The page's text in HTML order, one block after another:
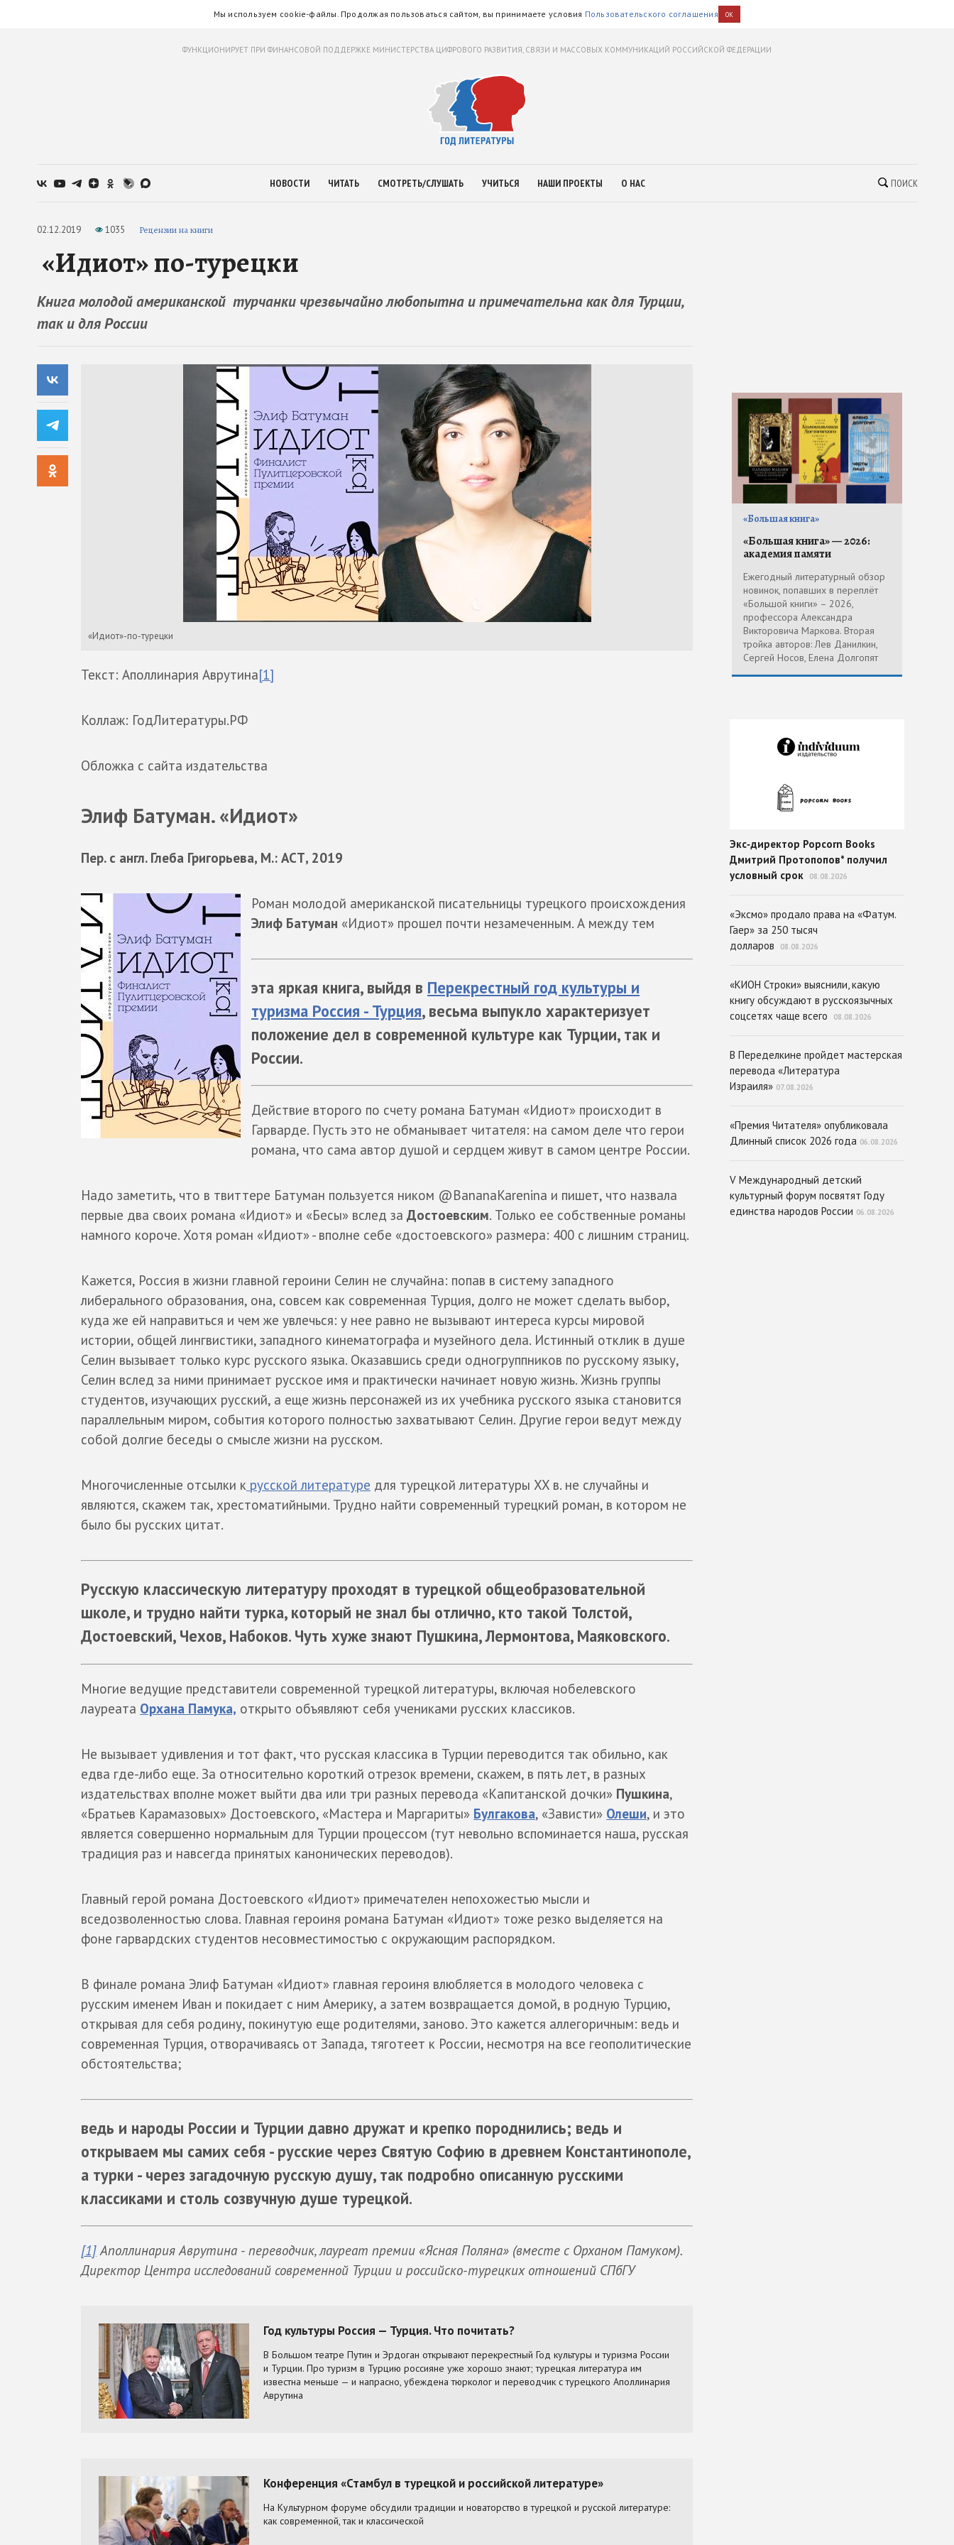
Мы используем cookie-файлы. Продолжая пользоваться сайтом, вы принимаете условия Пользовательского соглашения OK
ФУНКЦИОНИРУЕТ ПРИ ФИНАНСОВОЙ ПОДДЕРЖКЕ МИНИСТЕРСТВА ЦИФРОВОГО РАЗВИТИЯ, СВЯЗИ И МАССОВЫХ КОММУНИКАЦИЙ РОССИЙСКОЙ ФЕДЕРАЦИИ
НОВОСТИ ЧИТАТЬ СМОТРЕТЬ/СЛУШАТЬ УЧИТЬСЯ НАШИ ПРОЕКТЫ О НАС ПОИСК
02.12.2019 1035 Рецензии на книги
«Идиот» по-турецки
Книга молодой американской турчанки чрезвычайно любопытна и примечательна как для Турции,
так и для России
«Идиот»-по-турецки
Текст: Аполлинария Аврутина[1]
Коллаж: ГодЛитературы.РФ
Обложка с сайта издательства
Элиф Батуман. «Идиот»
Пер. с англ. Глеба Григорьева, М.: АСТ, 2019
Роман молодой американской писательницы турецкого происхождения
Элиф Батуман «Идиот» прошел почти незамеченным. А между тем
эта яркая книга, выйдя в Перекрестный год культуры и
туризма Россия - Турция, весьма выпукло характеризует
положение дел в современной культуре как Турции, так и
России.
Действие второго по счету романа Батуман «Идиот» происходит в
Гарварде. Пусть это не обманывает читателя: на самом деле что герои
романа, что сама автор душой и сердцем живут в самом центре России.
Надо заметить, что в твиттере Батуман пользуется ником @BananaKarenina и пишет, что назвала
первые два своих романа «Идиот» и «Бесы» вслед за Достоевским. Только ее собственные романы
намного короче. Хотя роман «Идиот» - вполне себе «достоевского» размера: 400 с лишним страниц.
Кажется, Россия в жизни главной героини Селин не случайна: попав в систему западного
либерального образования, она, совсем как современная Турция, долго не может сделать выбор,
куда же ей направиться и чем же увлечься: у нее равно не вызывают интереса курсы мировой
истории, общей лингвистики, западного кинематографа и музейного дела. Истинный отклик в душе
Селин вызывает только курс русского языка. Оказавшись среди одногруппников по русскому языку,
Селин вслед за ними принимает русское имя и практически начинает новую жизнь. Жизнь группы
студентов, изучающих русский, а еще жизнь персонажей из их учебника русского языка становится
параллельным миром, события которого полностью захватывают Селин. Другие герои ведут между
собой долгие беседы о смысле жизни на русском.
Многочисленные отсылки к русской литературе для турецкой литературы XX в. не случайны и
являются, скажем так, хрестоматийными. Трудно найти современный турецкий роман, в котором не
было бы русских цитат.
Русскую классическую литературу проходят в турецкой общеобразовательной
школе, и трудно найти турка, который не знал бы отлично, кто такой Толстой,
Достоевский, Чехов, Набоков. Чуть хуже знают Пушкина, Лермонтова, Маяковского.
Многие ведущие представители современной турецкой литературы, включая нобелевского
лауреата Орхана Памука, открыто объявляют себя учениками русских классиков.
Не вызывает удивления и тот факт, что русская классика в Турции переводится так обильно, как
едва где-либо еще. За относительно короткий отрезок времени, скажем, в пять лет, в разных
издательствах вполне может выйти два или три разных перевода «Капитанской дочки» Пушкина,
«Братьев Карамазовых» Достоевского, «Мастера и Маргариты» Булгакова, «Зависти» Олеши, и это
является совершенно нормальным для Турции процессом (тут невольно вспоминается наша, русская
традиция раз и навсегда принятых канонических переводов).
Главный герой романа Достоевского «Идиот» примечателен непохожестью мысли и
вседозволенностью слова. Главная героиня романа Батуман «Идиот» тоже резко выделяется на
фоне гарвардских студентов несовместимостью с окружающим распорядком.
В финале романа Элиф Батуман «Идиот» главная героиня влюбляется в молодого человека с
русским именем Иван и покидает с ним Америку, а затем возвращается домой, в родную Турцию,
открывая для себя родину, покинутую еще родителями, заново. Это кажется аллегоричным: ведь и
современная Турция, отворачиваясь от Запада, тяготеет к России, несмотря на все геополитические
обстоятельства;
ведь и народы России и Турции давно дружат и крепко породнились; ведь и
открываем мы самих себя - русские через Святую Софию в древнем Константинополе,
а турки - через загадочную русскую душу, так подробно описанную русскими
классиками и столь созвучную душе турецкой.
[1]Аполлинария Аврутина - переводчик, лауреат премии «Ясная Поляна» (вместе с Орханом Памуком).
Директор Центра исследований современной Турции и российско-турецких отношений СПбГУ
«Большая книга»
«Большая книга» — 2026:
академия памяти
Ежегодный литературный обзор
новинок, попавших в переплёт
«Большой книги» – 2026,
профессора Александра
Викторовича Маркова. Вторая
тройка авторов: Лев Данилкин,
Сергей Носов, Елена Долгопят
Экс‑директор Popcorn Books
Дмитрий Протопопов* получил
условный срок
08.08.2026
«Эксмо» продало права на «Фатум.
Гаер» за 250 тысяч
долларов
08.08.2026
«КИОН Строки» выяснили, какую
книгу обсуждают в русскоязычных
соцсетях чаще всего
08.08.2026
В Переделкине пройдет мастерская
перевода «Литература
Израиля» 07.08.2026
«Премия Читателя» опубликовала
Длинный список 2026 года 06.08.2026
V Международный детский
культурный форум посвятят Году
единства народов России 06.08.2026